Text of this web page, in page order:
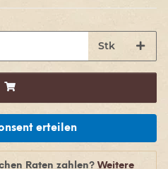
Stk
erteilen
Raten zahlen? Weitere